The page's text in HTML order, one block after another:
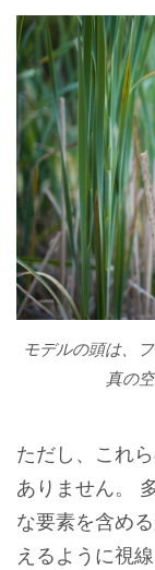
モデルの頭は、
真の
ただし、これ
ありません。
な要素を含め
えるように視